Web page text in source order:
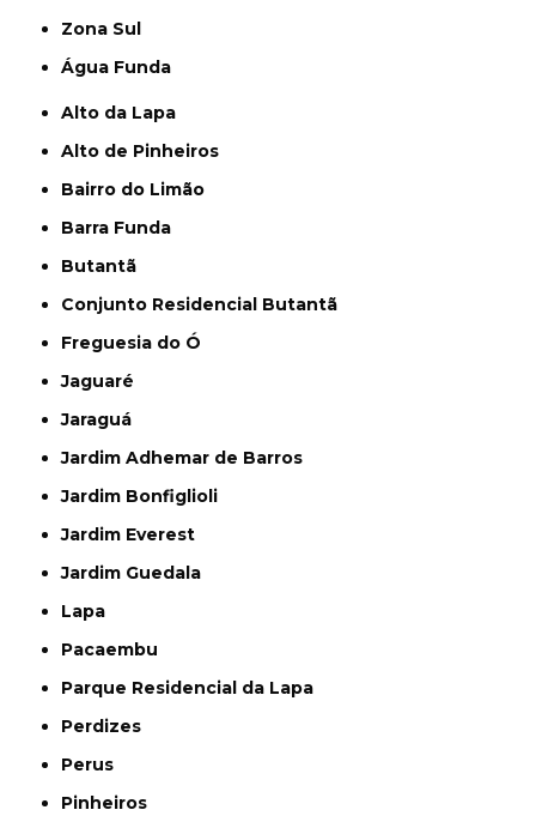
Zona Sul
Água Funda
Alto da Lapa
Alto de Pinheiros
Bairro do Limão
Barra Funda
Butantã
Conjunto Residencial Butantã
Freguesia do Ó
Jaguaré
Jaraguá
Jardim Adhemar de Barros
Jardim Bonfiglioli
Jardim Everest
Jardim Guedala
Lapa
Pacaembu
Parque Residencial da Lapa
Perdizes
Perus
Pinheiros